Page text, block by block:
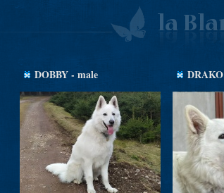
DOBBY - male DRAKO